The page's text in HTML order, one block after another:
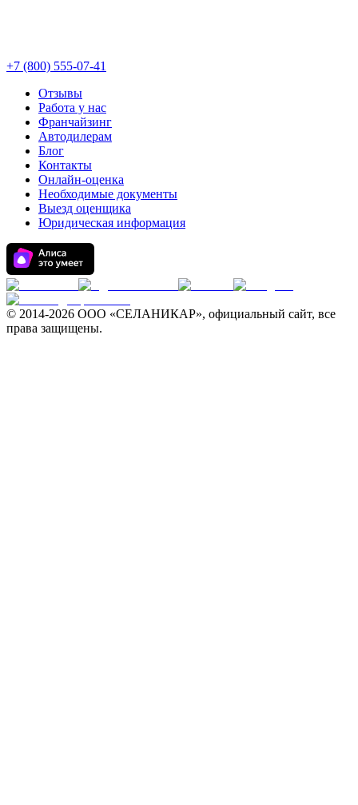
+7 (800) 555-07-41
Отзывы
Работа у нас
Франчайзинг
Автодилерам
Блог
Контакты
Онлайн-оценка
Необходимые документы
Выезд оценщика
Юридическая информация
© 2014-2026 ООО «СЕЛАНИКАР», официальный сайт, все
права защищены.